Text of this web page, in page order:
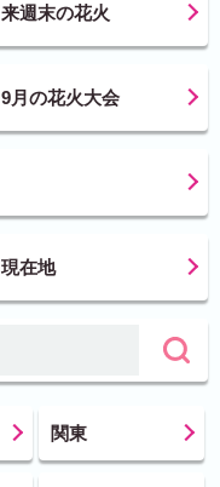
来週末の花火
9月の花火大会
現在地
関東